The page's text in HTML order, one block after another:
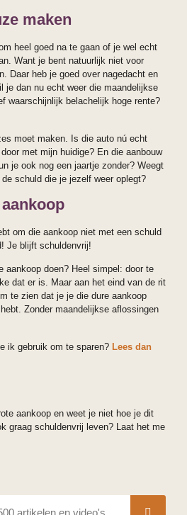
maken
heel goed na te gaan of je wel echt
Want je bent natuurlijk niet voor
Daar heb je goed over nagedacht en
je dan nu echt weer die maandelijkse
waarschijnlijk belachelijk hoge rente?
moet maken. Is die auto nú echt
met mijn huidige? En die aanbouw
je ook nog een jaartje zonder? Weegt
schuld die je jezelf weer oplegt?
om die aankoop niet met een schuld
Je blijft schuldenvrij!
aankoop doen? Heel simpel: door te
dat er is. Maar aan het eind van de rit
te zien dat je je die dure aankoop
Zonder maandelijkse aflossingen
ik gebruik om te sparen? Lees dan
aankoop en weet je niet hoe je dit
graag schuldenvrij leven? Laat het me